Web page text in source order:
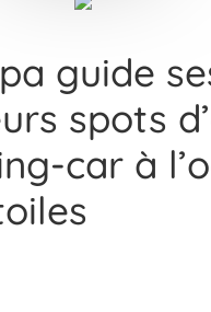
guide
spots
car à